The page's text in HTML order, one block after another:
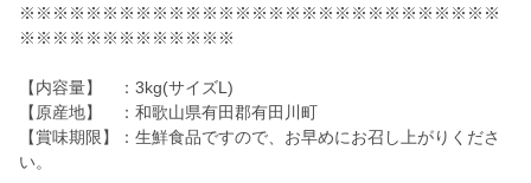
※※※※※※※※※※※※※※※※※※※※※※※※※※※※※
※※※※※※※※※※※※※
【内容量】 ：3kg(サイズL)
【原産地】 ：和歌山県有田郡有田川町
【賞味期限】：生鮮食品ですので、お早めにお召し上がりくださ
い。